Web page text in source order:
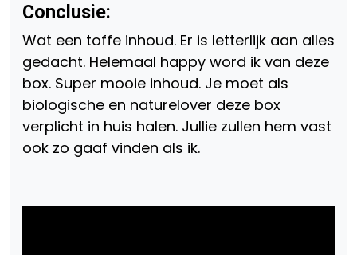
Conclusie:
Wat een toffe inhoud. Er is letterlijk aan alles
gedacht. Helemaal happy word ik van deze
box. Super mooie inhoud. Je moet als
biologische en naturelover deze box
verplicht in huis halen. Jullie zullen hem vast
ook zo gaaf vinden als ik.